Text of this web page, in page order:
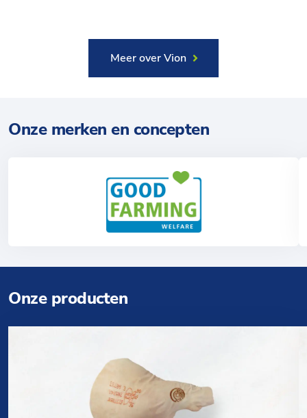
Meer over Vion
Onze merken en concepten
Onze producten